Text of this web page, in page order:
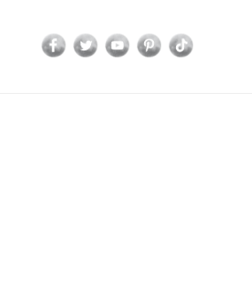
Facebook
TwitterYouTubePinterest